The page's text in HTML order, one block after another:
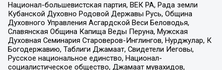
Национал-большевистская партия, ВЕК РА, Рада земли
Кубанской Духовно Родовой Державы Русь, Община
Духовного Управления Асгардской Веси Беловодья,
Славянская Община Капища Веды Перуна, Мужская
Духовная Семинария Староверов-Инглингов, Нурджулар, К
Богодержавию, Таблиги Джамаат, Свидетели Иеговы,
Русское национальное единство, Национал-
социалистическое общество, Джамаат мувахидов,